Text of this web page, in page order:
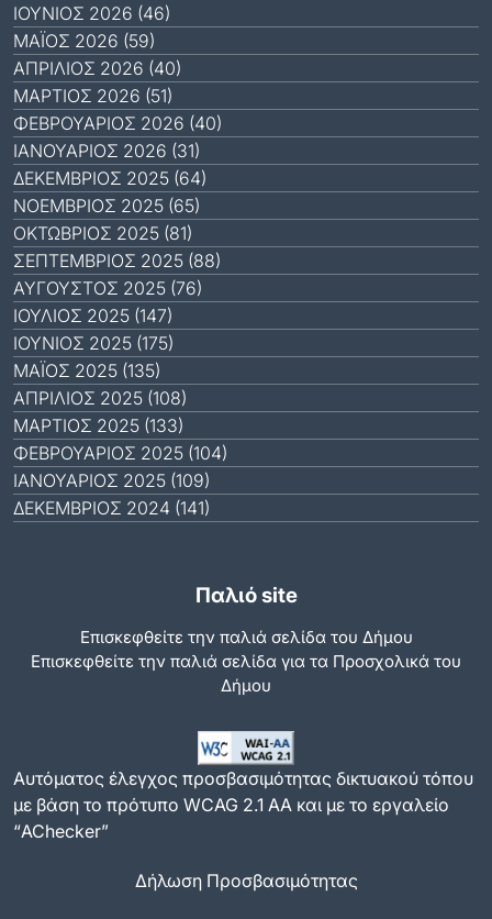
ΙΟΎΝΙΟΣ 2026 (46)
ΜΆΙΟΣ 2026 (59)
ΑΠΡΊΛΙΟΣ 2026 (40)
ΜΆΡΤΙΟΣ 2026 (51)
ΦΕΒΡΟΥΆΡΙΟΣ 2026 (40)
ΙΑΝΟΥΆΡΙΟΣ 2026 (31)
ΔΕΚΈΜΒΡΙΟΣ 2025 (64)
ΝΟΈΜΒΡΙΟΣ 2025 (65)
ΟΚΤΏΒΡΙΟΣ 2025 (81)
ΣΕΠΤΈΜΒΡΙΟΣ 2025 (88)
ΑΎΓΟΥΣΤΟΣ 2025 (76)
ΙΟΎΛΙΟΣ 2025 (147)
ΙΟΎΝΙΟΣ 2025 (175)
ΜΆΙΟΣ 2025 (135)
ΑΠΡΊΛΙΟΣ 2025 (108)
ΜΆΡΤΙΟΣ 2025 (133)
ΦΕΒΡΟΥΆΡΙΟΣ 2025 (104)
ΙΑΝΟΥΆΡΙΟΣ 2025 (109)
ΔΕΚΈΜΒΡΙΟΣ 2024 (141)
Παλιό site
Επισκεφθείτε την παλιά σελίδα του Δήμου
Eπισκεφθείτε την παλιά σελίδα για τα Προσχολικά του
Δήμου
Αυτόματος έλεγχος προσβασιμότητας δικτυακού τόπου
με βάση το πρότυπο WCAG 2.1 AA και με το εργαλείο
“AChecker”
Δήλωση Προσβασιμότητας